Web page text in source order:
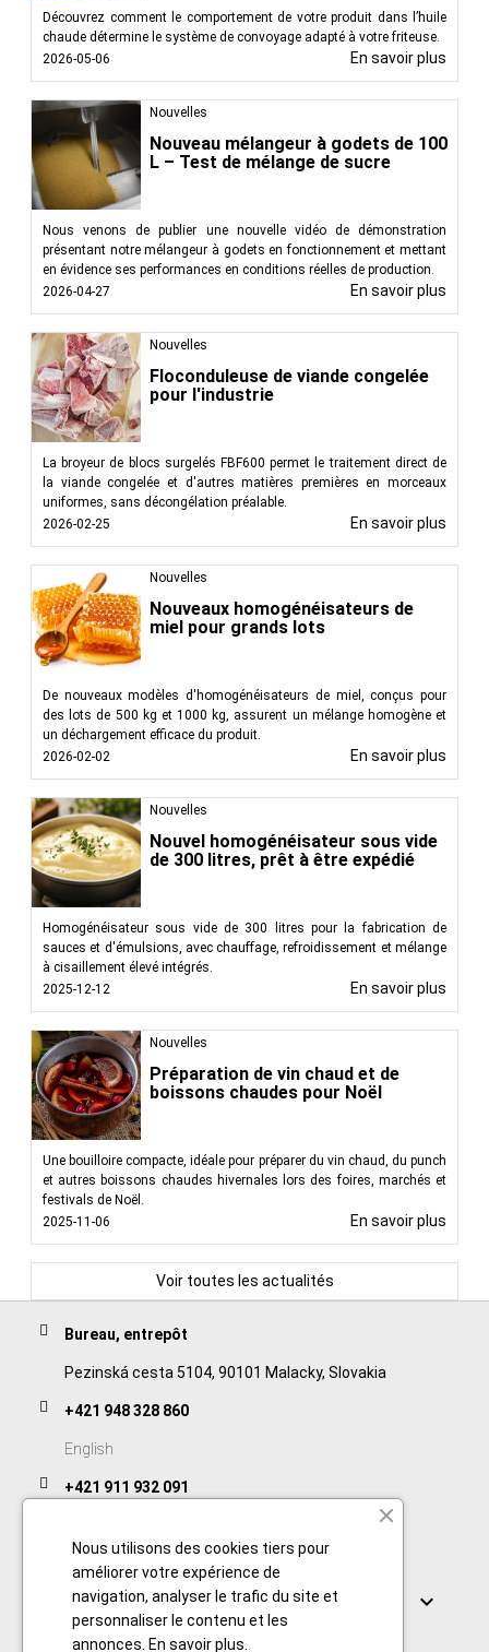
Découvrez comment le comportement de votre produit dans l’huile
chaude détermine le système de convoyage adapté à votre friteuse.
2026-05-06
En savoir plus
Nouvelles
Nouveau mélangeur à godets de 100
L – Test de mélange de sucre
Nous venons de publier une nouvelle vidéo de démonstration
présentant notre mélangeur à godets en fonctionnement et mettant
en évidence ses performances en conditions réelles de production.
2026-04-27
En savoir plus
Nouvelles
Floconduleuse de viande congelée
pour l'industrie
La broyeur de blocs surgelés FBF600 permet le traitement direct de
la viande congelée et d'autres matières premières en morceaux
uniformes, sans décongélation préalable.
2026-02-25
En savoir plus
Nouvelles
Nouveaux homogénéisateurs de
miel pour grands lots
De nouveaux modèles d'homogénéisateurs de miel, conçus pour
des lots de 500 kg et 1000 kg, assurent un mélange homogène et
un déchargement efficace du produit.
2026-02-02
En savoir plus
Nouvelles
Nouvel homogénéisateur sous vide
de 300 litres, prêt à être expédié
Homogénéisateur sous vide de 300 litres pour la fabrication de
sauces et d'émulsions, avec chauffage, refroidissement et mélange
à cisaillement élevé intégrés.
2025-12-12
En savoir plus
Nouvelles
Préparation de vin chaud et de
boissons chaudes pour Noël
Une bouilloire compacte, idéale pour préparer du vin chaud, du punch
et autres boissons chaudes hivernales lors des foires, marchés et
festivals de Noël.
2025-11-06
En savoir plus
Voir toutes les actualités
Bureau, entrepôt
Pezinská cesta 5104, 90101 Malacky, Slovakia
+421 948 328 860
English
+421 911 932 091
Links 
Nous utilisons des cookies tiers pour
améliorer votre expérience de
navigation, analyser le trafic du site et
personnaliser le contenu et les
annonces. En savoir plus